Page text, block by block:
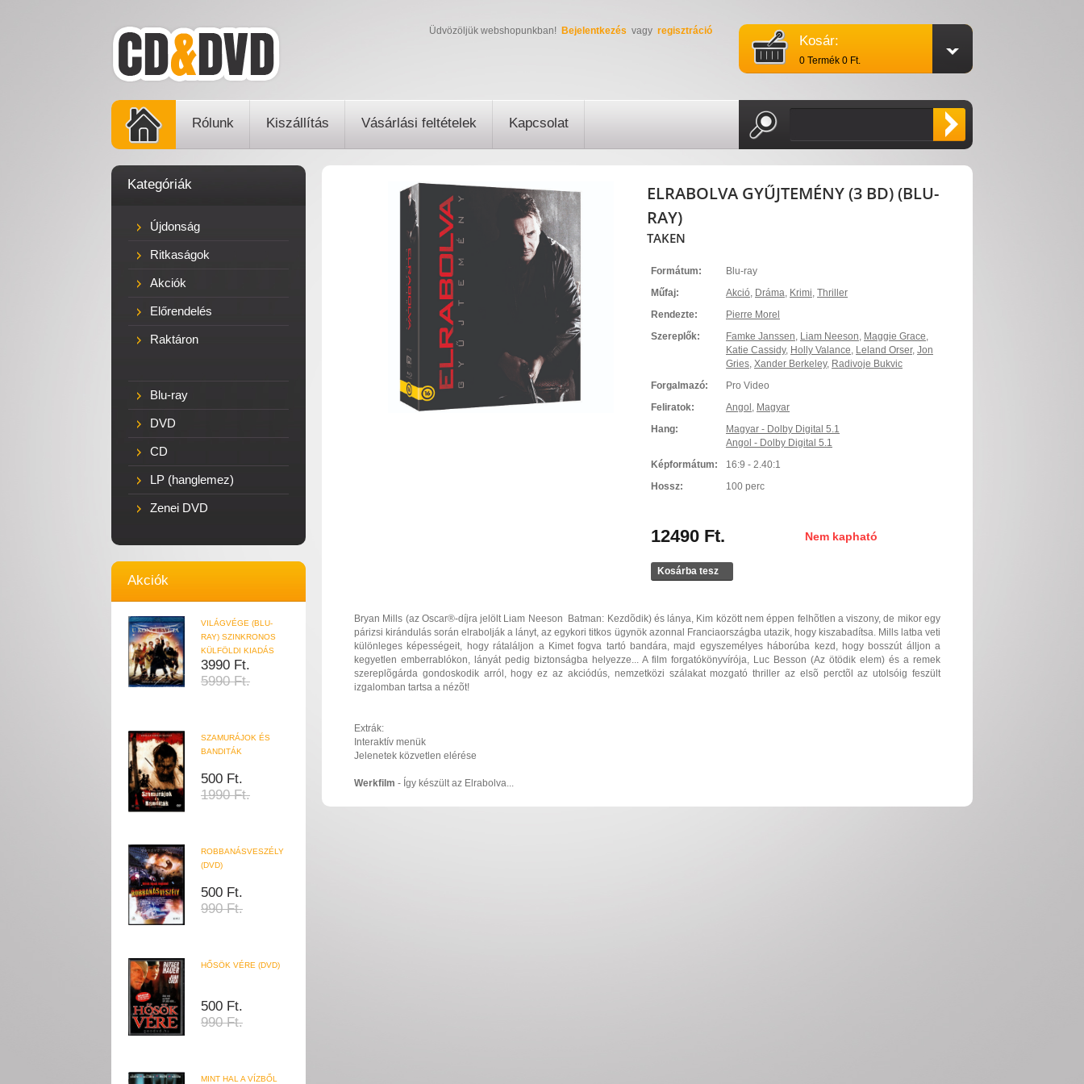
Kosár:
0 Termék 0 Ft.
Üdvözöljük webshopunkban! Bejelentkezés vagy regisztráció
Rólunk Kiszállítás Vásárlási feltételek Kapcsolat
Kategóriák
Újdonság
Ritkaságok
Akciók
Előrendelés
Raktáron
Blu-ray
DVD
CD
LP (hanglemez)
Zenei DVD
Akciók
VILÁGVÉGE (BLU-
RAY) SZINKRONOS
KÜLFÖLDI KIADÁS
3990 Ft.
5990 Ft.
SZAMURÁJOK ÉS
BANDITÁK
500 Ft.
1990 Ft.
ROBBANÁSVESZÉLY
(DVD)
500 Ft.
990 Ft.
HŐSÖK VÉRE (DVD)
500 Ft.
990 Ft.
MINT HAL A VÍZBŐL
ELRABOLVA GYŰJTEMÉNY (3 BD) (BLU-
RAY)
TAKEN
Formátum:
Blu-ray
Műfaj:
Akció, Dráma, Krimi, Thriller
Rendezte:
Pierre Morel
Szereplők:
Famke Janssen, Liam Neeson, Maggie Grace,
Katie Cassidy, Holly Valance, Leland Orser, Jon
Gries, Xander Berkeley, Radivoje Bukvic
Forgalmazó:
Pro Video
Feliratok:
Angol , Magyar
Hang:
Magyar - Dolby Digital 5.1
Angol - Dolby Digital 5.1
Képformátum:
16:9 - 2.40:1
Hossz:
100 perc
12490 Ft. Nem kapható
Kosárba tesz
Bryan Mills (az Oscar®-díjra jelölt Liam Neeson  Batman: Kezdõdik) és lánya, Kim között nem éppen felhõtlen a viszony, de mikor egy
párizsi kirándulás során elrabolják a lányt, az egykori titkos ügynök azonnal Franciaországba utazik, hogy kiszabadítsa. Mills latba veti
különleges képességeit, hogy rátaláljon a Kimet fogva tartó bandára, majd egyszemélyes háborúba kezd, hogy bosszút álljon a
kegyetlen emberrablókon, lányát pedig biztonságba helyezze... A film forgatókönyvírója, Luc Besson (Az ötödik elem) és a remek
szereplõgárda gondoskodik arról, hogy ez az akciódús, nemzetközi szálakat mozgató thriller az elsõ perctõl az utolsóig feszült
izgalomban tartsa a nézõt!
Extrák:
Interaktív menük
Jelenetek közvetlen elérése
Werkfilm - Így készült az Elrabolva...